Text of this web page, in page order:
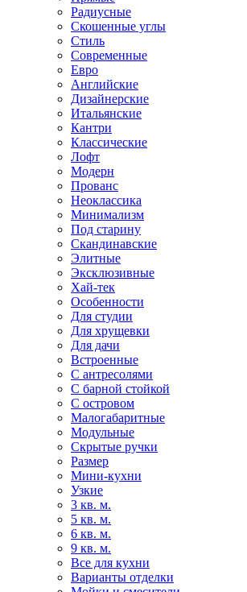
Радиусные
Скошенные углы
Стиль
Современные
Евро
Английские
Дизайнерские
Итальянские
Кантри
Классические
Лофт
Модерн
Прованс
Неоклассика
Минимализм
Под старину
Скандинавские
Элитные
Эксклюзивные
Хай-тек
Особенности
Для студии
Для хрущевки
Для дачи
Встроенные
С антресолями
С барной стойкой
С островом
Малогабаритные
Модульные
Скрытые ручки
Размер
Мини-кухни
Узкие
3 кв. м.
5 кв. м.
6 кв. м.
9 кв. м.
Все для кухни
Варианты отделки